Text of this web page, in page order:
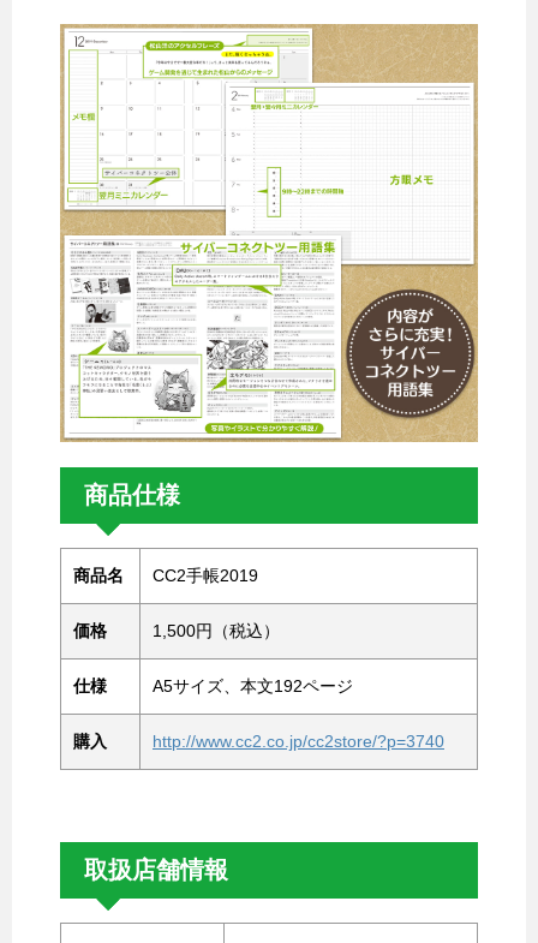
商品仕様
商品名 CC2手帳2019
価格 1,500円（税込）
仕様 A5サイズ、本文192ページ
購入 http://www.cc2.co.jp/cc2store/?p=3740
取扱店舗情報